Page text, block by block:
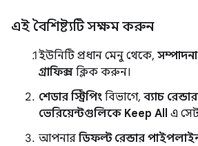
এই বৈশিষ্ট্যটি সক্ষম করুন
ইউনিটি প্রধান মেনু থেকে,
গ্রাফিক্স ক্লিক করুন।
শেডার স্ট্রিপিং বিভাগে, ব্যাচ
ভেরিয়েন্টগুলিকে Keep All এ
আপনার ডিফল্ট রেন্ডার